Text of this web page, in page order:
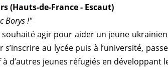
(Hauts-de-France - Escaut)
Borys !"
souhaité agir pour aider un jeune
s’inscrire au lycée puis à l’université,
d’autres jeunes réfugiés en développant